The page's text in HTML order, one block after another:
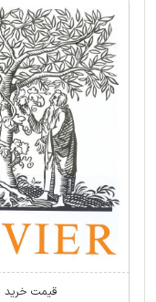
قیمت